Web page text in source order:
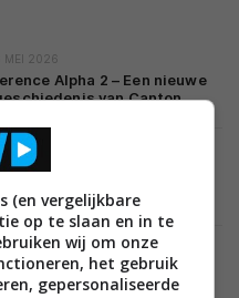
MEI 2026
Alpha 2 – Een nieuwe
van Canton
vervorming – Deel 6
21 MEI 2026
i85 geïntegreerde
(en vergelijkbare
op te slaan en in te
wij om onze
het gebruik
gepersonaliseerde